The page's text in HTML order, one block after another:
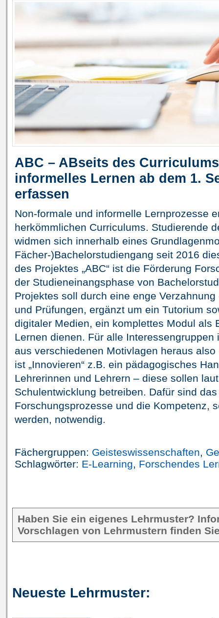
ABC – ABseits des
informelles Lernen ab dem 1.
erfassen
Non-formale und informelle Lernprozesse
herkömmlichen Curriculums. Studierende
widmen sich innerhalb eines
Fächer-)Bachelorstudiengang seit 2016
des Projektes „ABC“ ist die Förderung
der Studieneinangsphase von
Projektes soll durch eine enge
und Prüfungen, ergänzt um ein Tutorium
digitaler Medien, ein komplettes Modul als
Lernen dienen. Für alle
aus verschiedenen Motivlagen heraus
ist „Innovieren“ z.B. ein pädagogisches
Lehrerinnen und Lehrern – diese sollen
Schulentwicklung betreiben. Dafür sind
Forschungsprozesse und die Kompetenz,
werden, notwendig.
Fächergruppen: Geisteswissenschaften,
Schlagwörter: E-Learning, Forschendes
Haben Sie ein eigenes Lehrmuster?
Vorschlagen von Lehrmustern finden
Neueste Lehrmuster: